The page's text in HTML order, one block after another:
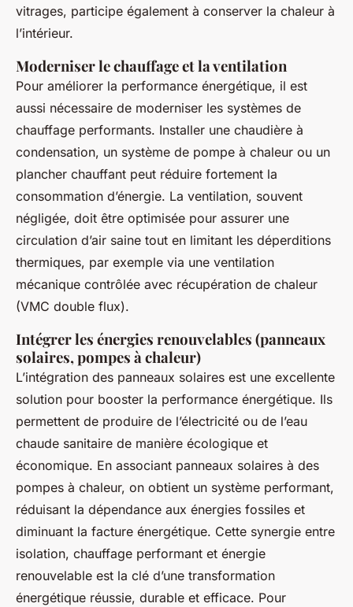
vitrages, participe également à conserver la chaleur à
l’intérieur.
Moderniser le chauffage et la ventilation
Pour améliorer la performance énergétique, il est
aussi nécessaire de moderniser les systèmes de
chauffage performants. Installer une chaudière à
condensation, un système de pompe à chaleur ou un
plancher chauffant peut réduire fortement la
consommation d’énergie. La ventilation, souvent
négligée, doit être optimisée pour assurer une
circulation d’air saine tout en limitant les déperditions
thermiques, par exemple via une ventilation
mécanique contrôlée avec récupération de chaleur
(VMC double flux).
Intégrer les énergies renouvelables (panneaux
solaires, pompes à chaleur)
L’intégration des panneaux solaires est une excellente
solution pour booster la performance énergétique. Ils
permettent de produire de l’électricité ou de l’eau
chaude sanitaire de manière écologique et
économique. En associant panneaux solaires à des
pompes à chaleur, on obtient un système performant,
réduisant la dépendance aux énergies fossiles et
diminuant la facture énergétique. Cette synergie entre
isolation, chauffage performant et énergie
renouvelable est la clé d’une transformation
énergétique réussie, durable et efficace. Pour